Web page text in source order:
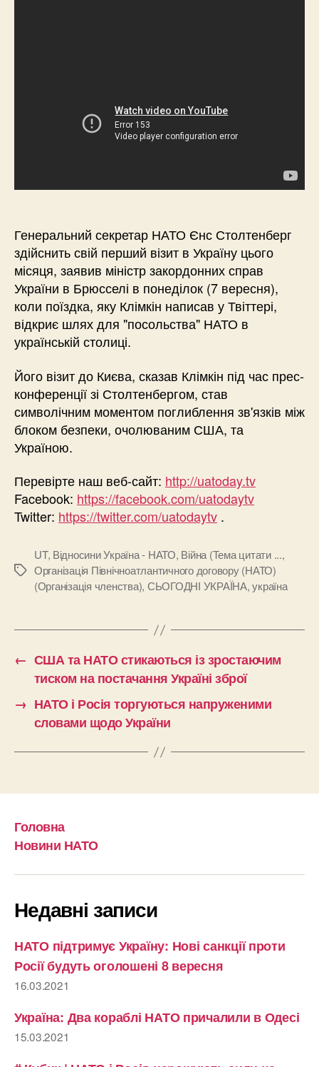
Генеральний секретар НАТО Єнс Столтенберг
здійснить свій перший візит в Україну цього
місяця, заявив міністр закордонних справ
України в Брюсселі в понеділок (7 вересня),
коли поїздка, яку Клімкін написав у Твіттері,
відкриє шлях для "посольства" НАТО в
українській столиці.
Його візит до Києва, сказав Клімкін під час прес-
конференції зі Столтенбергом, став
символічним моментом поглиблення зв'язків між
блоком безпеки, очолюваним США, та
Україною.
Перевірте наш веб-сайт: http://uatoday.tv
Facebook: https://facebook.com/uatodaytv
Twitter: https://twitter.com/uatodaytv .
Позначки
UT, Відносини Україна - НАТО, Війна (Тема цитати ...,
Організація Північноатлантичного договору (НАТО)
(Організація членства), СЬОГОДНІ УКРАЇНА,україна
← США та НАТО стикаються із зростаючим
тиском на постачання Україні зброї
→ НАТО і Росія торгуються напруженими
словами щодо України
Головна
Новини НАТО
Недавні записи
НАТО підтримує Україну: Нові санкції проти
Росії будуть оголошені 8 вересня
16.03.2021
Україна: Два кораблі НАТО причалили в Одесі
15.03.2021